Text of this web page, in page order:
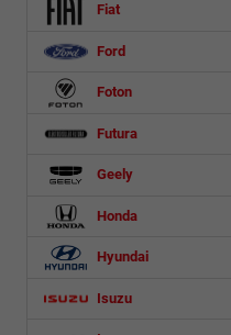
Fiat
Ford
Foton
Futura
Geely
Honda
Hyundai
Isuzu